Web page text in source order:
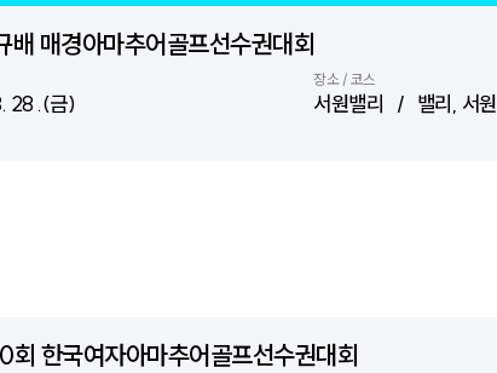
매경아마추어골프선수권대회
28 .(금)
장소 / 코스
서원밸리 / 밸리, 서원
회 한국여자아마추어골프선수권대회